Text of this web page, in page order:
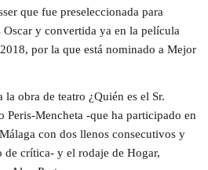
que fue preseleccionada para
Oscar y convertida ya en la película
por la que está nominado a Mejor
obra de teatro ¿Quién es el Sr.
Peris-Mencheta -que ha participado en
con dos llenos consecutivos y
de crítica- y el rodaje de Hogar,